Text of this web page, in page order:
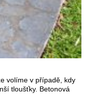
volíme v případě, kdy
tloušťky. Betonová